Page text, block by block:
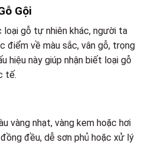
Gội
gỗ tự nhiên khác, người ta
điểm về màu sắc, vân gỗ, trọng
hiệu này giúp nhận biết loại gỗ
tế.
vàng nhạt, vàng kem hoặc hơi
đều, dễ sơn phủ hoặc xử lý